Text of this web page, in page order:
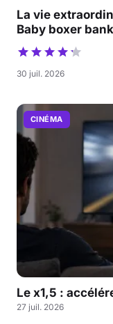
La vie
Baby boxer
30 juil. 2026
CINÉMA
Le x1,5 :
27 juil. 2026